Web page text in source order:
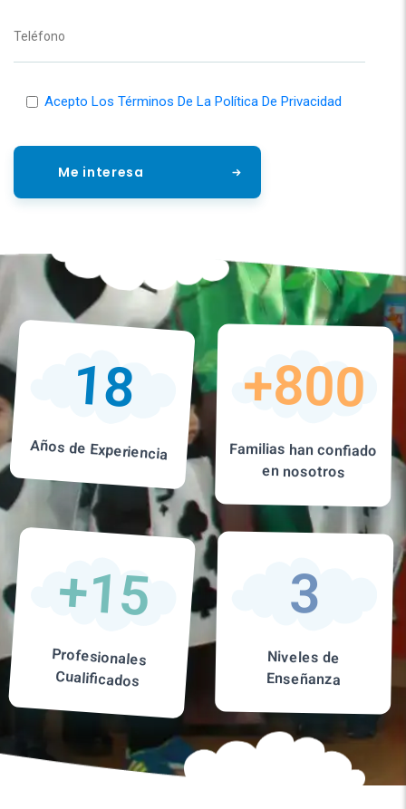
Acepto Los Términos De La Política De Privacidad
18
Años de Experiencia
+800
Familias han confiado
en nosotros
+15
Profesionales
Cualificados
3
Niveles de
Enseñanza